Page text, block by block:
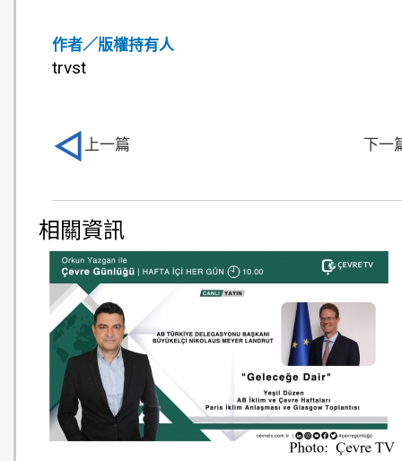
作者／版權持有人
trvst
相關資訊
上一篇 下一